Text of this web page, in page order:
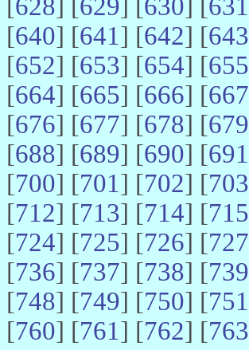
[628] [629] [630] [631
[640] [641] [642] [643
[652] [653] [654] [655
[664] [665] [666] [667
[676] [677] [678] [679
[688] [689] [690] [691
[700] [701] [702] [703
[712] [713] [714] [715
[724] [725] [726] [727
[736] [737] [738] [739
[748] [749] [750] [751
[760] [761] [762] [763